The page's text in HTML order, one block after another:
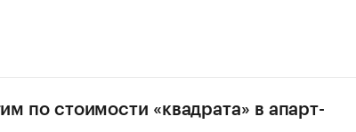
по стоимости «квадрата» в апарт-